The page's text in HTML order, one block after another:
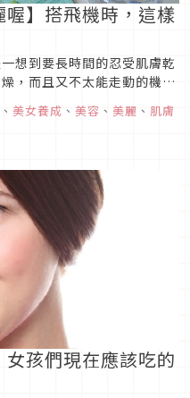
喔】搭飛機時，這樣
想到要長時間的忍受肌膚乾
，而且又不太能走動的機艙
就是美美的喔！讓你在機内
喝「水」 如果妳說「沒關係
、 美女養成 、 美容 、 美麗 、 肌膚
孩們現在應該吃的